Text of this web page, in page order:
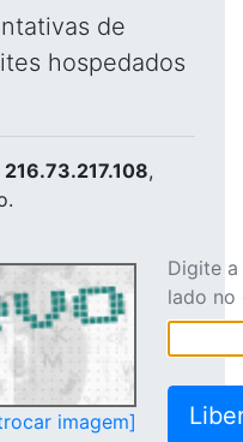
de
hospedados
216.73.217.108,
imagem]
Digite
lado no